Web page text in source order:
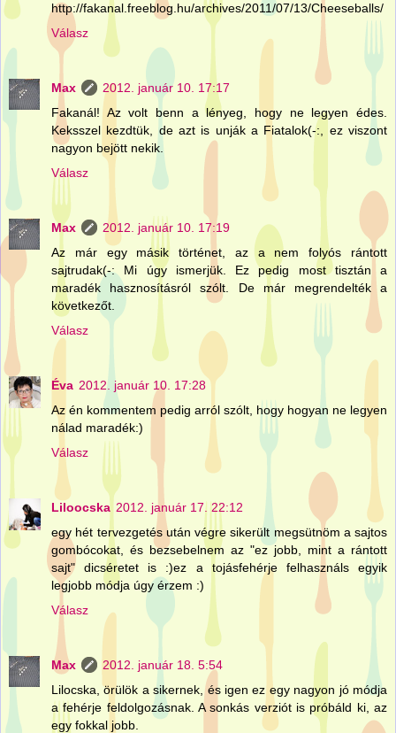
http://fakanal.freeblog.hu/archives/2011/07/13/Cheeseballs/
Válasz
Max
2012. január 10. 17:17
Fakanál! Az volt benn a lényeg, hogy ne legyen édes.
Keksszel kezdtük, de azt is unják a Fiatalok(-:, ez viszont
nagyon bejött nekik.
Válasz
Max
2012. január 10. 17:19
Az már egy másik történet, az a nem folyós rántott
sajtrudak(-: Mi úgy ismerjük. Ez pedig most tisztán a
maradék hasznosításról szólt. De már megrendelték a
következőt.
Válasz
Éva 2012. január 10. 17:28
Az én kommentem pedig arról szólt, hogy hogyan ne legyen
nálad maradék:)
Válasz
Liloocska 2012. január 17. 22:12
egy hét tervezgetés után végre sikerült megsütnöm a sajtos
gombócokat, és bezsebelnem az "ez jobb, mint a rántott
sajt" dicséretet is :)ez a tojásfehérje felhasználs egyik
legjobb módja úgy érzem :)
Válasz
Max
2012. január 18. 5:54
Lilocska, örülök a sikernek, és igen ez egy nagyon jó módja
a fehérje feldolgozásnak. A sonkás verziót is próbáld ki, az
egy fokkal jobb.